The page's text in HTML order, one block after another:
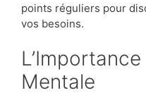
points réguliers pour
vos besoins.
L’Importance de la Santé
Mentale